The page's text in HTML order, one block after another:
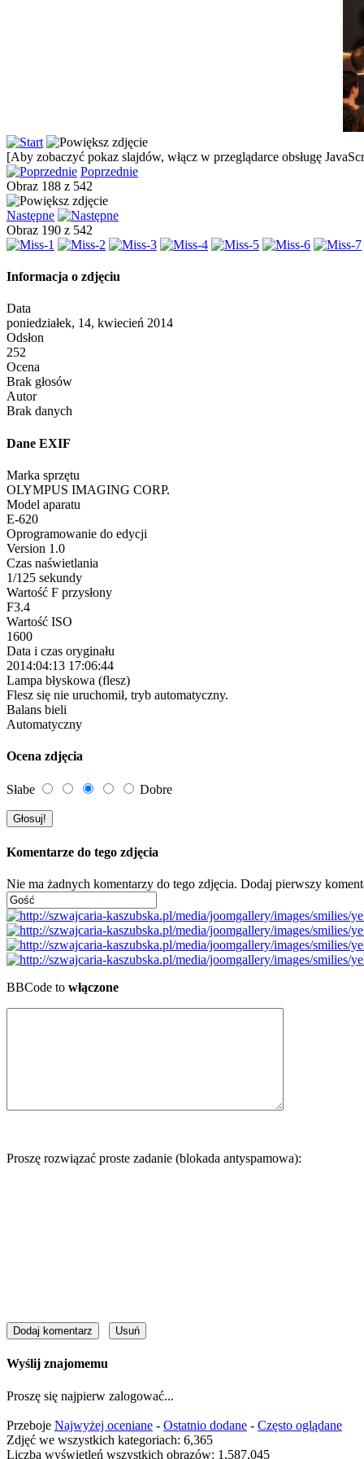
[Aby zobaczyć pokaz slajdów, włącz w przeglądarce obsługę
Poprzednie
Obraz 188 z 542
Następne
Obraz 190 z 542
Informacja o zdjęciu
Data
poniedziałek, 14, kwiecień 2014
Odsłon
252
Ocena
Brak głosów
Autor
Brak danych
Dane EXIF
Marka sprzętu
OLYMPUS IMAGING CORP.
Model aparatu
E-620
Oprogramowanie do edycji
Version 1.0
Czas naświetlania
1/125 sekundy
Wartość F przysłony
F3.4
Wartość ISO
1600
Data i czas oryginału
2014:04:13 17:06:44
Lampa błyskowa (flesz)
Flesz się nie uruchomił, tryb automatyczny.
Balans bieli
Automatyczny
Ocena zdjęcia
Słabe Dobre
Komentarze do tego zdjęcia
Nie ma żadnych komentarzy do tego zdjęcia. Dodaj pierwszy
BBCode to włączone
Proszę rozwiązać proste zadanie (blokada antyspamowa):
Wyślij znajomemu
Proszę się najpierw zalogować...
Przeboje Najwyżej oceniane - Ostatnio dodane - Często oglądane
Zdjęć we wszystkich kategoriach: 6,365
Liczba wyświetleń wszystkich obrazów: 1,587,045